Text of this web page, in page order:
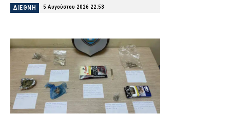
ΔΙΕΘΝΗ 5 Αυγούστου 2026 22:53
ελικοπτέρων – Μια ημέρα πριν
επιχειρούσε στον τόπο καταγωγής του
ΕΙΔΗΣΕΙΣ 5 Αυγούστου 2026 22:38
Κέρκυρα: Συνελήφθη 19χρονος αλλοδαπός
– Εντοπίστηκε με μαχαίρι 11 εκατοστών σε
αστυνομικό έλεγχο